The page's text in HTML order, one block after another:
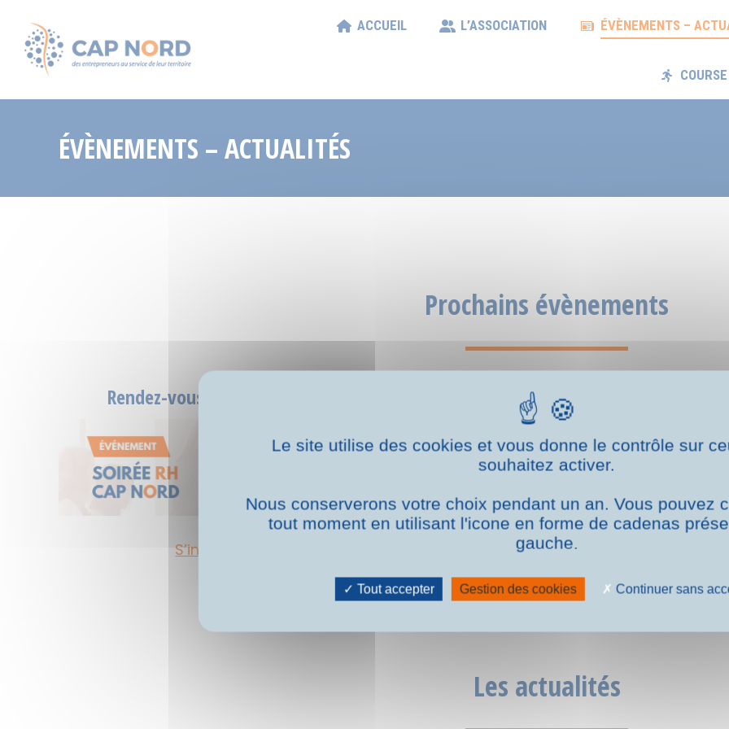
ACCUEIL L’ASSOCIATION ÉVÈNEMENTS –
ÉVÈNEMENTS – ACTUALITÉS
Prochains évènements
Rendez-vous le 14 octobre
S’inscrire
Les actualités
ACCUEIL L’ASSOCIATION ÉVÈNEMENTS –
Le site utilise des cookies et vous donne le contrôle sur
souhaitez activer.
Nous conserverons votre choix pendant un an. Vous pouvez
tout moment en utilisant l'icone en forme de cadenas
gauche.
Tout accepter Gestion des cookies Continuer sans